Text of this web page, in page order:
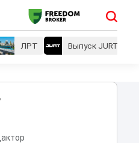
ЛРТ Выпуск JURT